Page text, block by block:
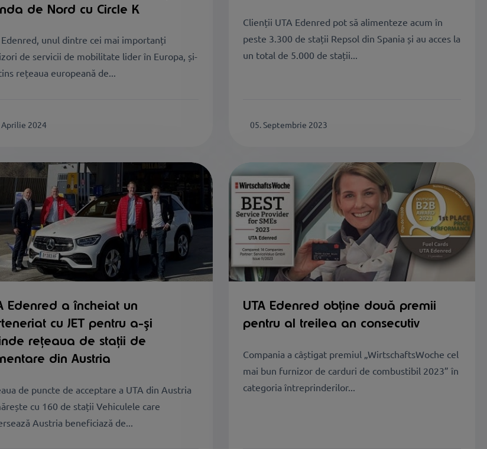
de Nord cu Circle K
Edenred, unul dintre cei mai importanți
de servicii de mobilitate lider în Europa, și-
rețeaua europeană de...
Aprilie 2024
Clienții UTA Edenred pot să alimenteze acum în
peste 3.300 de stații Repsol din Spania și au acces la
un total de 5.000 de stații...
05. Septembrie 2023
Edenred a încheiat un
cu JET pentru a-și
rețeaua de stații de
din Austria
de puncte de acceptare a UTA din Austria
cu 160 de stații Vehiculele care
Austria beneficiază de...
UTA Edenred obține două premii
pentru al treilea an consecutiv
Compania a câștigat premiul „WirtschaftsWoche cel
mai bun furnizor de carduri de combustibil 2023” în
categoria întreprinderilor...